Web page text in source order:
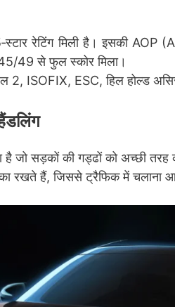
रेटिंग मिली है। इसकी
49 से फुल स्कोर मिला।
2, ISOFIX, ESC, हिल होल्ड
सड़कों की गड्ढों को अच्छी तरह
रखते हैं, जिससे ट्रैफिक में चलाना